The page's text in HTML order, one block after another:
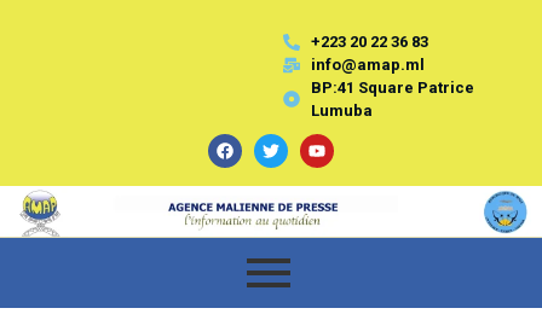
+223 20 22 36 83
info@amap.ml
BP:41 Square Patrice
Lumuba